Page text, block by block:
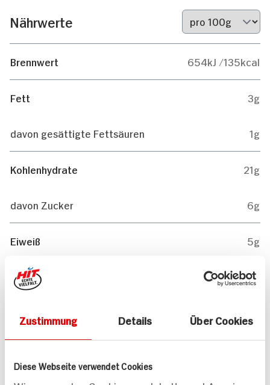
Zustimmung Details Über Cookies
Diese Webseite verwendet Cookies
Nährwerte
Brennwert 654kJ /135kcal
Fett 3g
davon gesättigte Fettsäuren 1g
Kohlenhydrate 21g
davon Zucker 6g
Eiweiß 5g
Salz 0g